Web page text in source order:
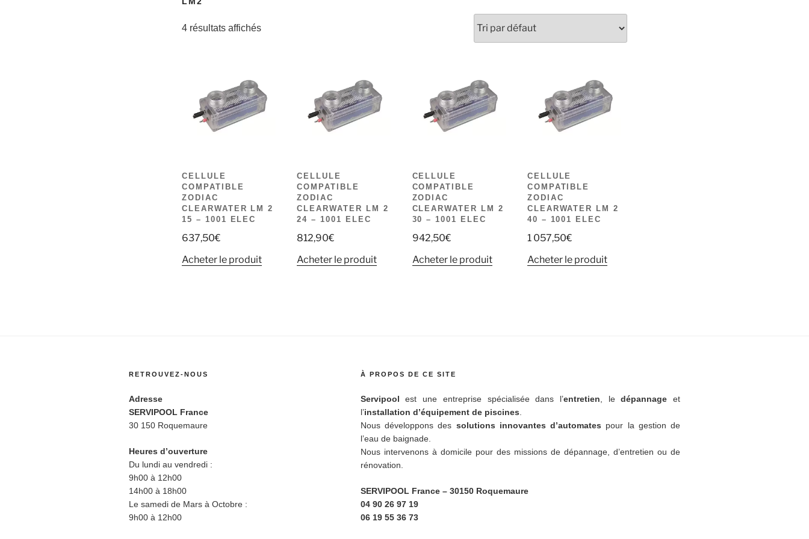
4 résultats affichés
CELLULE
COMPATIBLE
ZODIAC
CLEARWATER LM 2
15 – 1001 ELEC
637,50€
Acheter le produit
CELLULE
COMPATIBLE
ZODIAC
CLEARWATER LM 2
24 – 1001 ELEC
812,90€
Acheter le produit
CELLULE
COMPATIBLE
ZODIAC
CLEARWATER LM 2
30 – 1001 ELEC
942,50€
Acheter le produit
CELLULE
COMPATIBLE
ZODIAC
CLEARWATER LM 2
40 – 1001 ELEC
1 057,50€
Acheter le produit
RETROUVEZ-NOUS
Adresse
SERVIPOOL France
30 150 Roquemaure
Heures d’ouverture
Du lundi au vendredi :
9h00 à 12h00
14h00 à 18h00
Le samedi de Mars à Octobre :
9h00 à 12h00
À PROPOS DE CE SITE
Servipool est une entreprise spécialisée dans l’entretien , ledépannage et
l’installation d’équipement de piscines
Nous développons des solutions innovantes d’automates pour la gestion de
l’eau de baignade.
Nous intervenons à domicile pour des missions de dépannage, d’entretien ou de
rénovation.
SERVIPOOL France – 30150 Roquemaure
04 90 26 97 19
06 19 55 36 73